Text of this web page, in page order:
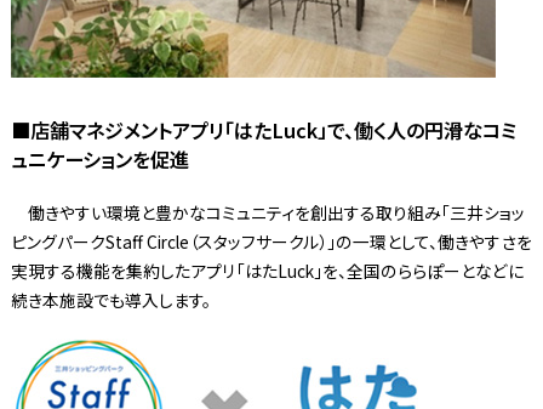
■店舗マネジメントアプリ「はたLuck」で、働く人の円滑なコミ
ュニケーションを促進
働きやすい環境と豊かなコミュニティを創出する取り組み「三井ショッ
ピングパークStaff Circle（スタッフサークル）」の一環として、働きやすさを
実現する機能を集約したアプリ「はたLuck」を、全国のららぽーとなどに
続き本施設でも導入します。